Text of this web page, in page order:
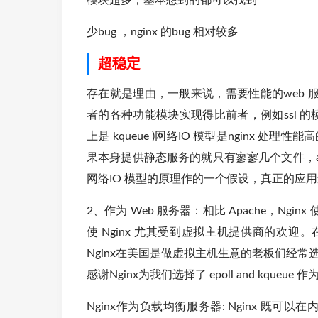
少bug ，nginx 的bug 相对较多
超稳定
存在就是理由，一般来说，需要性能的web
者的各种功能模块实现得比前者，例如ssl
上是 kqueue )网络IO 模型是nginx 处理性能
果本身提供静态服务的就只有寥寥几个文件
网络IO 模型的原理作的一个假设，真正的应
2、作为 Web 服务器：相比 Apache，Nginx
使 Nginx 尤其受到虚拟主机提供商的欢迎
Nginx在美国是做虚拟主机生意的老板们经常
感谢Nginx为我们选择了 epoll and kqueue 作
Nginx作为负载均衡服务器: Nginx 既可以在